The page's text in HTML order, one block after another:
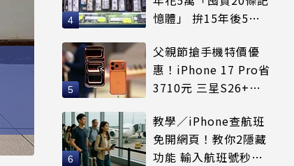
憶體」 拚15年後5倍
父親節搶手機特價優
惠！iPhone 17 Pro省
3710元 三星S26+狂
教學／iPhone查航班
免開網頁！教你2隱藏
功能 輸入航班號秒看